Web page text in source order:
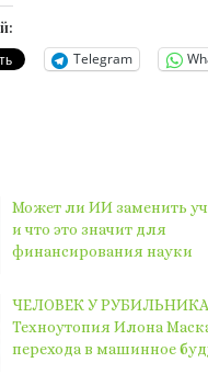
Telegram
Может ли ИИ заменить
и что это значит для
финансирования науки
ЧЕЛОВЕК У
Техноутопия Илона
перехода в машинное